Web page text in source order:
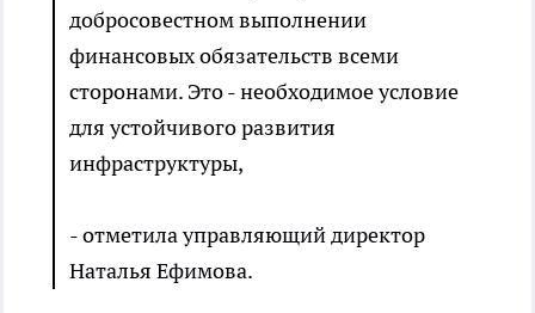
добросовестном выполнении
финансовых обязательств всеми
сторонами. Это - необходимое условие
для устойчивого развития
инфраструктуры,
- отметила управляющий директор
Наталья Ефимова.